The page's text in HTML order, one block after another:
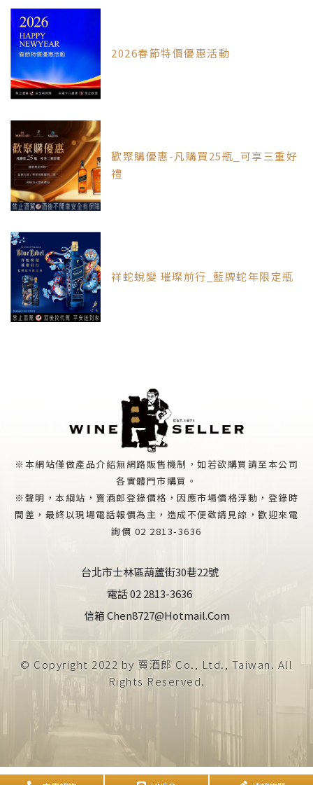
2026春節特價優惠活動
歡聚購優惠-凡購買25瓶_可享三重好
禮
祥蛇蛻變 璀璨前行_藍牌蛇年限定瓶
※本網站僅做產品介紹無網路販售機制，如若欲購買請至本公司
各實體門市購買。
※聲明，本綱站，賣酒郎登錄價格，因應市場價格浮動，登錄時
間差，最終以現場電話報價為主，造成不便敬請見諒，歡迎來電
詢價 02 2813-3636
台北市士林區葫蘆街30巷22號
電話 02 2813-3636
信箱 Chen8727@hotmail.com
© Copyright 2022 by 賣酒郎 Co., Ltd., Taiwan. All
Rights Reserved.